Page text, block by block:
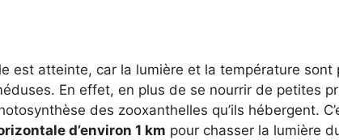
est atteinte, car la lumière et la température sont
En effet, en plus de se nourrir de petites
des zooxanthelles qu’ils hébergent.
d’environ 1 km pour chasser la lumière